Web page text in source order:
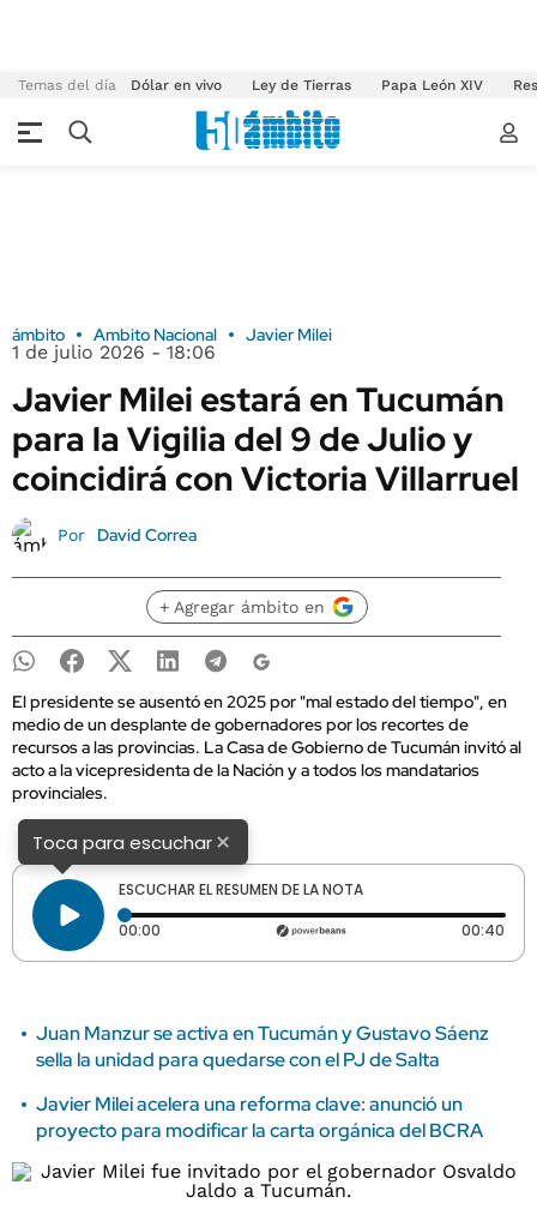
Temas del día Dólar en vivo Ley de Tierras Papa León XIV
ámbito Ambito Nacional Javier Milei
1 de julio 2026 - 18:06
Javier Milei estará en Tucumán
para la Vigilia del 9 de Julio y
coincidirá con Victoria Villarruel
Por David Correa
+ Agregar ámbito en
El presidente se ausentó en 2025 por "mal estado del tiempo", en
medio de un desplante de gobernadores por los recortes de
recursos a las provincias. La Casa de Gobierno de Tucumán invitó al
acto a la vicepresidenta de la Nación y a todos los mandatarios
provinciales.
Toca para escuchar×
ESCUCHAR EL RESUMEN DE LA NOTA
00:00 Tiempo transcurrido: 0 segundos 00:40
Juan Manzur se activa en Tucumán y Gustavo Sáenz
sella la unidad para quedarse con el PJ de Salta
Javier Milei acelera una reforma clave: anunció un
proyecto para modificar la carta orgánica del BCRA